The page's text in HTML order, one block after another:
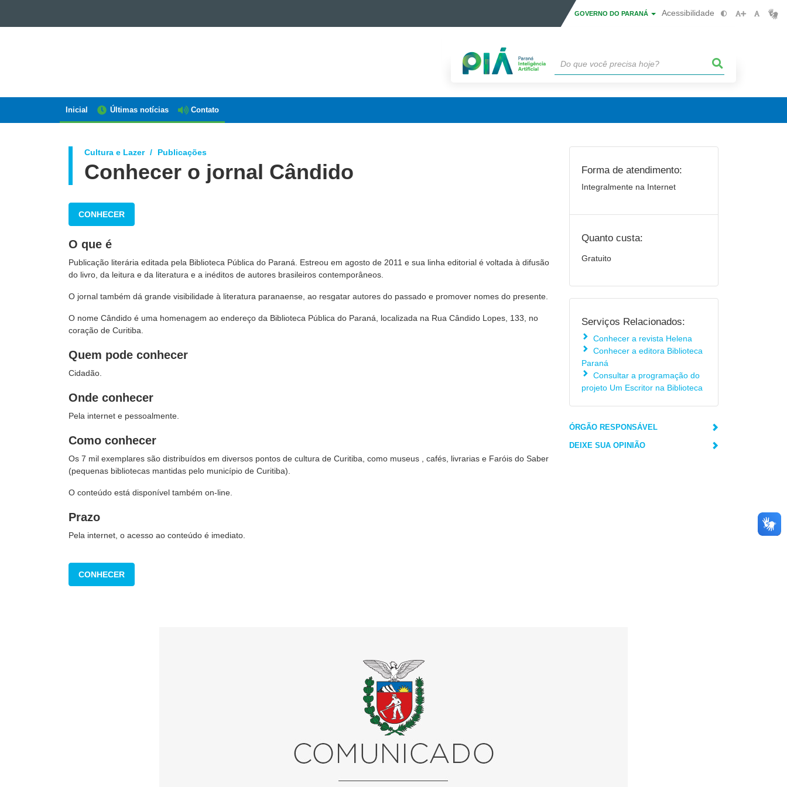
GOVERNO DO PARANÁ Acessibilidade
PARANÁ
Navegação
Inicial Últimas notícias Contato
Cultura e Lazer Publicações
Conhecer o jornal Cândido
CONHECER
O que é
Publicação literária editada pela Biblioteca Pública do Paraná. Estreou em agosto de 2011 e sua linha editorial é voltada à difusão
do livro, da leitura e da literatura e a inéditos de autores brasileiros contemporâneos.
O jornal também dá grande visibilidade à literatura paranaense, ao resgatar autores do passado e promover nomes do presente.
O nome Cândido é uma homenagem ao endereço da Biblioteca Pública do Paraná, localizada na Rua Cândido Lopes, 133, no
coração de Curitiba.
Quem pode conhecer
Cidadão.
Onde conhecer
Pela internet e pessoalmente.
Como conhecer
Os 7 mil exemplares são distribuídos em diversos pontos de cultura de Curitiba, como museus , cafés, livrarias e Faróis do Saber
(pequenas bibliotecas mantidas pelo município de Curitiba).
O conteúdo está disponível também on-line.
Prazo
Pela internet, o acesso ao conteúdo é imediato.
CONHECER
Forma de atendimento:
Integralmente na Internet
Quanto custa:
Gratuito
Serviços Relacionados:
Conhecer a revista Helena
Conhecer a editora Biblioteca
Paraná
Consultar a programação do
projeto Um Escritor na Biblioteca
ÓRGÃO RESPONSÁVEL
DEIXE SUA OPINIÃO